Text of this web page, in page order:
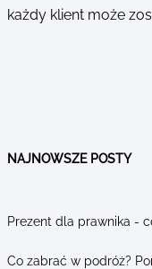
każdy klient może
NAJNOWSZE POSTY
Prezent dla prawnika -
Co zabrać w podróż?